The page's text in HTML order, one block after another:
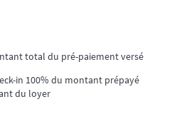
total du pré-paiement versé
in 100% du montant prépayé
du loyer